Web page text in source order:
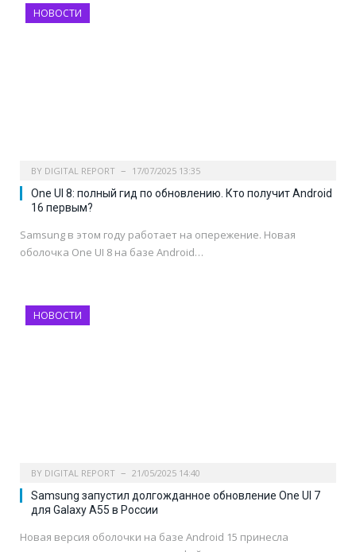
НОВОСТИ
BY DIGITAL REPORT 17/07/2025 13:35
One UI 8: полный гид по обновлению. Кто получит Android
16 первым?
Samsung в этом году работает на опережение. Новая
оболочка One UI 8 на базе Android…
НОВОСТИ
BY DIGITAL REPORT 21/05/2025 14:40
Samsung запустил долгожданное обновление One UI 7
для Galaxy A55 в России
Новая версия оболочки на базе Android 15 принесла